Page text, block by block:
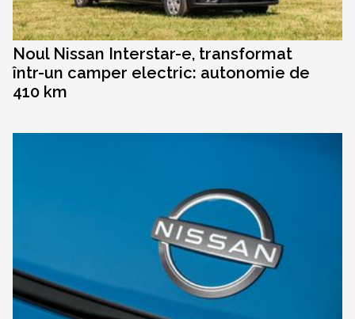
Noul Nissan Interstar-e, transformat
într-un camper electric: autonomie de
410 km